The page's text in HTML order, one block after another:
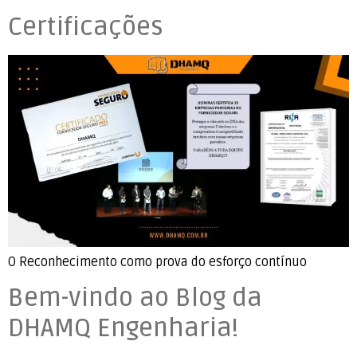
Certificações
O Reconhecimento como prova do esforço contínuo
Bem-vindo ao Blog da
DHAMQ Engenharia!